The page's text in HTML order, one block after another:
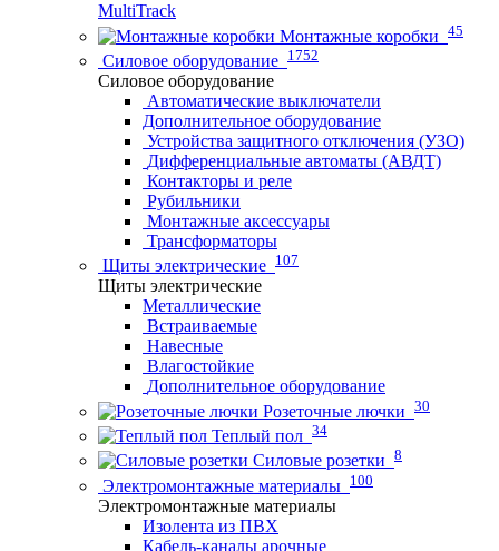
MultiTrack
Монтажные коробки 45
Силовое оборудование 1752
Силовое оборудование
Автоматические выключатели
Дополнительное оборудование
Устройства защитного отключения (УЗО)
Дифференциальные автоматы (АВДТ)
Контакторы и реле
Рубильники
Монтажные аксессуары
Трансформаторы
Щиты электрические 107
Щиты электрические
Металлические
Встраиваемые
Навесные
Влагостойкие
Дополнительное оборудование
Розеточные лючки 30
Теплый пол 34
Силовые розетки 8
Электромонтажные материалы 100
Электромонтажные материалы
Изолента из ПВХ
Кабель-каналы арочные